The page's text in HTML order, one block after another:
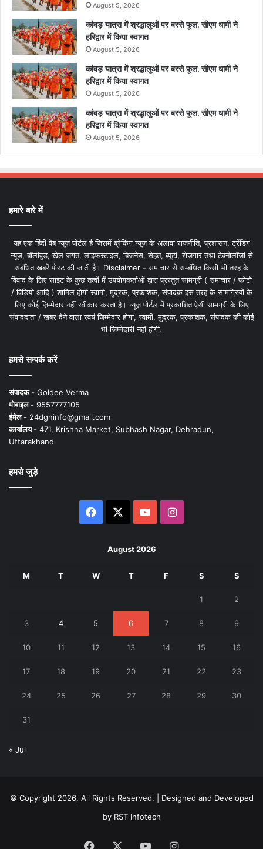
August 5, 2026
कांवड़ यात्रा में श्रद्धालुओं पर बरसे फूल, सीएम धामी ने
हरिद्वार में किया स्वागत
August 5, 2026
कांवड़ यात्रा में श्रद्धालुओं पर बरसे फूल, सीएम धामी ने
हरिद्वार में किया स्वागत
August 5, 2026
कांवड़ यात्रा में श्रद्धालुओं पर बरसे फूल, सीएम धामी ने
हरिद्वार में किया स्वागत
August 5, 2026
हमारे बारे में
यह एक हिंदी वेब न्यूज़ पोर्टल है जिसमें ब्रेकिंग न्यूज़ के अलावा राजनीति, प्रशासन, ट्रेंडिंग
न्यूज, बॉलीवुड, खेल जगत, लाइफस्टाइल, बिजनेस, सेहत, ब्यूटी, रोजगार तथा टेक्नोलॉजी से
संबंधित खबरें पोस्ट की जाती है। Disclaimer - समाचार से सम्बंधित किसी भी तरह के
विवाद के लिए साइट के कुछ तत्वों में उपयोगकर्ताओं द्वारा प्रस्तुत सामग्री ( समाचार / फोटो
/ विडियो आदि ) शामिल होगी स्वामी, मुद्रक, प्रकाशक, संपादक इस तरह के सामग्रियों के
लिए कोई ज़िम्मेदार नहीं स्वीकार करता है। न्यूज़ पोर्टल में प्रकाशित ऐसी सामग्री के लिए
संवाददाता / खबर देने वाला स्वयं जिम्मेदार होगा, स्वामी, मुद्रक, प्रकाशक, संपादक की कोई
भी जिम्मेदारी नहीं होगी.
हमसे सम्पर्क करें
संपादक - Goldee Verma
मोबाइल - 9557777105
ईमेल - 24dgninfo@gmail.com
कार्यालय - 471, Krishna Market, Subhash Nagar, Dehradun,
Uttarakhand
हमसे जुड़े
Facebook YouTubeInstagram
August 2026
M T W T F S S
1 2
3 4 5 6 7 8 9
10 11 12 13 14 15 16
17 18 19 20 21 22 23
24 25 26 27 28 29 30
31
« Jul
© Copyright 2026, All Rights Reserved. | Designed and Developed
byRST Infotech
Facebook YouTubeInstagram